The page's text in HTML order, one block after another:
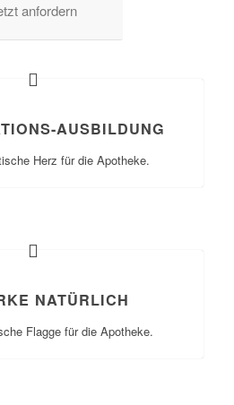
anfordern
AUSBILDUNG
Herz für die Apotheke.
NATÜRLICH
Flagge für die Apotheke.